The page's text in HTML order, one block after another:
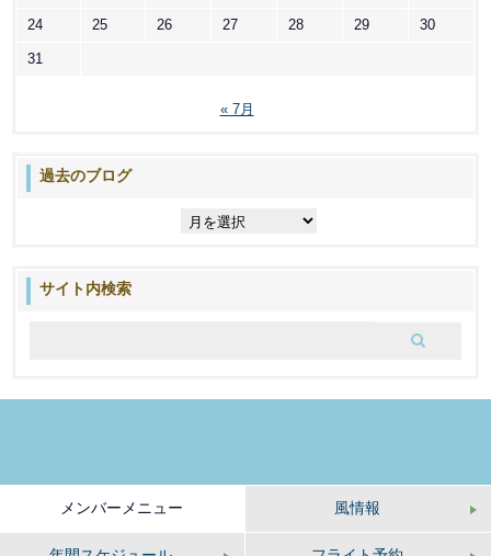
24 25 26 27 28 29 30
31
« 7月
過去のブログ
サイト内検索
メンバーメニュー 風情報